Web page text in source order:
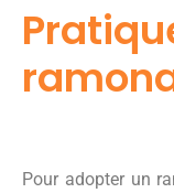
Pour adopter un